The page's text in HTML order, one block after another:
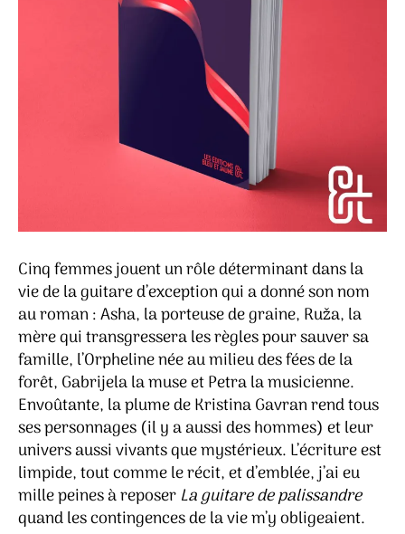
Cinq femmes jouent un rôle déterminant dans la
vie de la guitare d’exception qui a donné son nom
au roman : Asha, la porteuse de graine, Ruža, la
mère qui transgressera les règles pour sauver sa
famille, l’Orpheline née au milieu des fées de la
forêt, Gabrijela la muse et Petra la musicienne.
Envoûtante, la plume de Kristina Gavran rend tous
ses personnages (il y a aussi des hommes) et leur
univers aussi vivants que mystérieux. L’écriture est
limpide, tout comme le récit, et d’emblée, j’ai eu
mille peines à reposer La guitare de palissandre
quand les contingences de la vie m’y obligeaient.